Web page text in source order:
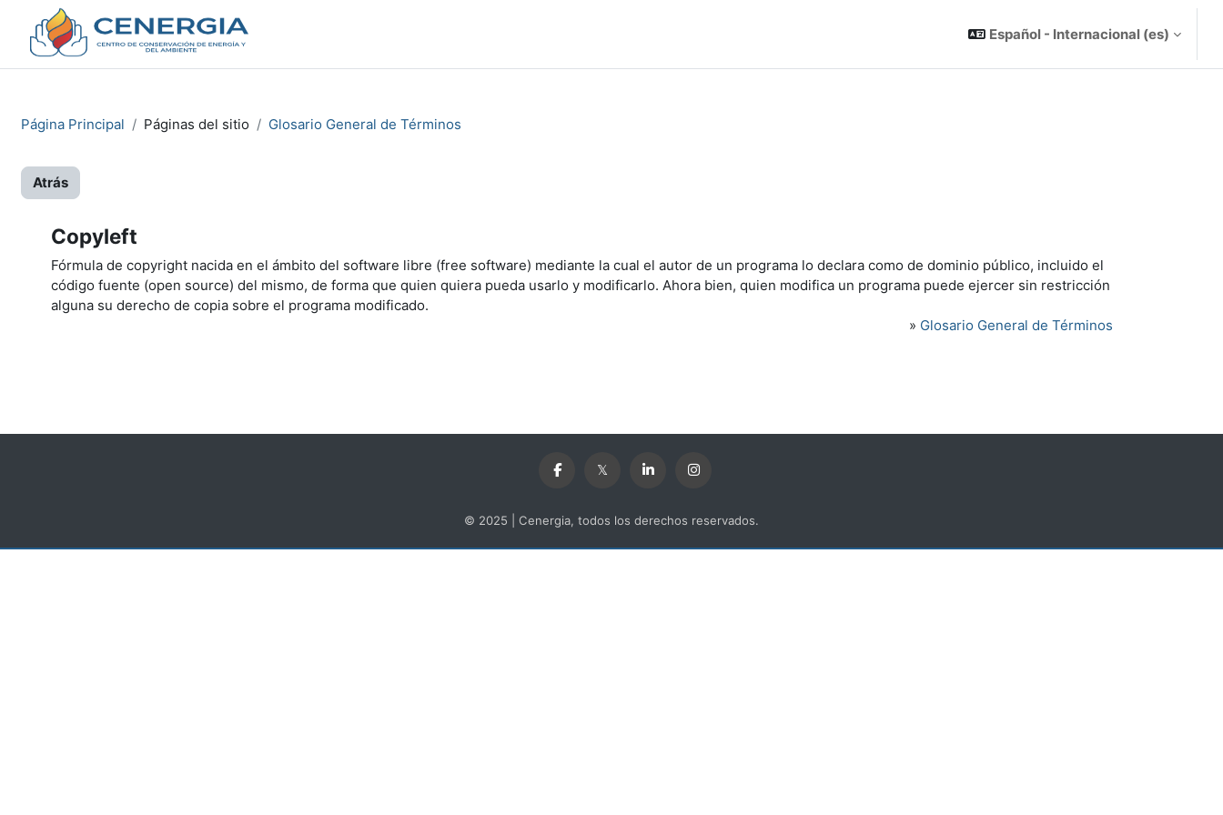
Salta al contenido principal
Español - Internacional ‎(es)‎
Página Principal Páginas del sitio Glosario General de Términos
Atrás
Copyleft
Fórmula de copyright nacida en el ámbito del software libre (free software) mediante la cual el autor de un programa lo declara como de dominio público, incluido el
código fuente (open source) del mismo, de forma que quien quiera pueda usarlo y modificarlo. Ahora bien, quien modifica un programa puede ejercer sin restricción
alguna su derecho de copia sobre el programa modificado.
» Glosario General de Términos
© 2025 | Cenergia, todos los derechos reservados.